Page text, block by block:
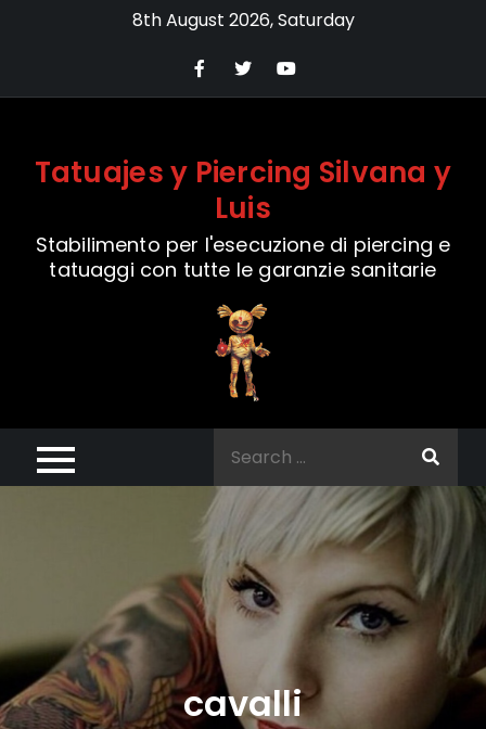
8th August 2026, Saturday
Tatuajes y Piercing Silvana y
Luis
Stabilimento per l'esecuzione di piercing e
tatuaggi con tutte le garanzie sanitarie
cavalli